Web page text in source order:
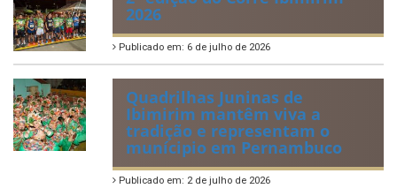
2026
Publicado em: 6 de julho de 2026
Quadrilhas Juninas de
Ibimirim mantêm viva a
tradição e representam o
munícipio em Pernambuco
Publicado em: 2 de julho de 2026